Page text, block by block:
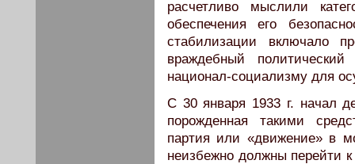
расчетливо мыслили
обеспечения его
стабилизации включало
враждебный
национал-социализму для
С 30 января 1933 г. начал
порожденная такими
партия или «движение» в
неизбежно должны перейти к